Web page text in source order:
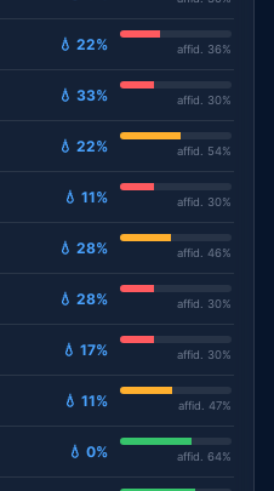
💧 22% affid. 36%
💧 33% affid. 30%
💧 22% affid. 54%
💧 11% affid. 30%
💧 28% affid. 46%
💧 28% affid. 30%
💧 17% affid. 30%
💧 11% affid. 47%
💧 0% affid. 64%